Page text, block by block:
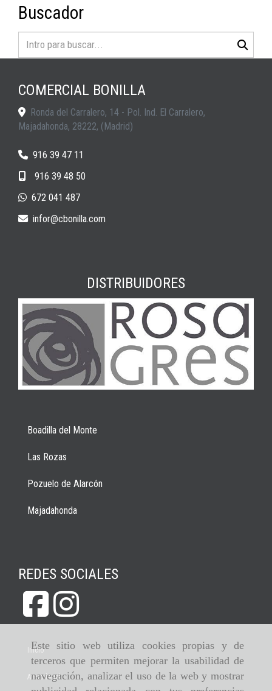
Este sitio web utiliza cookies propias y de
terceros que permiten mejorar la usabilidad de
navegación, analizar el uso de la web y mostrar
Buscador
COMERCIAL BONILLA
Ronda del Carralero, 14 - Pol. Ind. El Carralero,
Majadahonda, 28222, (Madrid)
916 39 47 11
916 39 48 50
672 041 487
infor
cbonilla.com
DISTRIBUIDORES
Boadilla del Monte
Las Rozas
Pozuelo de Alarcón
Majadahonda
REDES SOCIALES
Inicio
Aviso legal